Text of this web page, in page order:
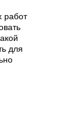
работ
для